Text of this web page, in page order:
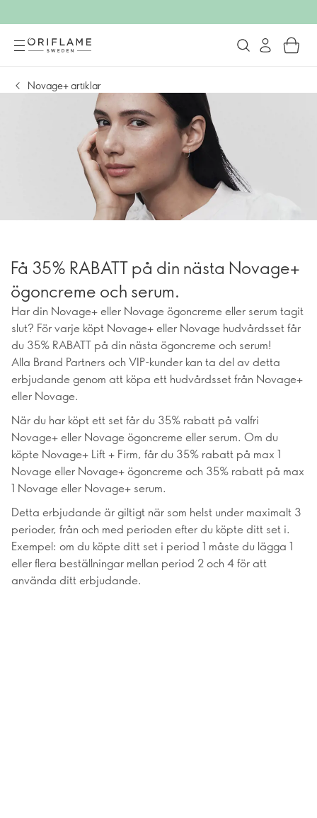
Novage+ artiklar
Få 35% RABATT på din nästa Novage+
ögoncreme och serum.
Har din Novage+ eller Novage ögoncreme eller serum tagit
slut? För varje köpt Novage+ eller Novage hudvårdsset får
du 35% RABATT på din nästa ögoncreme och serum!
Alla Brand Partners och VIP-kunder kan ta del av detta
erbjudande genom att köpa ett hudvårdsset från Novage+
eller Novage.
När du har köpt ett set får du 35% rabatt på valfri
Novage+ eller Novage ögoncreme eller serum. Om du
köpte Novage+ Lift + Firm, får du 35% rabatt på max 1
Novage eller Novage+ ögoncreme och 35% rabatt på max
1 Novage eller Novage+ serum.
Detta erbjudande är giltigt när som helst under maximalt 3
perioder, från och med perioden efter du köpte ditt set i.
Exempel: om du köpte ditt set i period 1 måste du lägga 1
eller flera beställningar mellan period 2 och 4 för att
använda ditt erbjudande.